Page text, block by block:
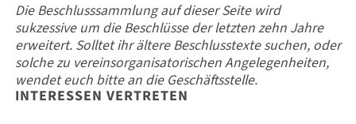
INTERESSEN VERTRETEN
Die Beschlusssammlung auf dieser Seite wird
sukzessive um die Beschlüsse der letzten zehn Jahre
erweitert. Solltet ihr ältere Beschlusstexte suchen, oder
solche zu vereinsorganisatorischen Angelegenheiten,
wendet euch bitte an die Geschäftsstelle.